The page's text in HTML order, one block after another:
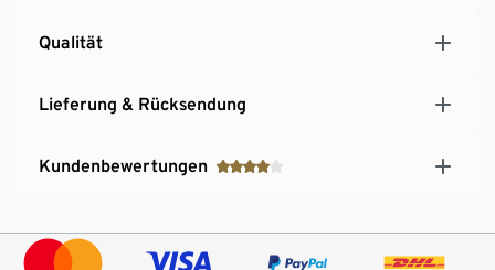
Qualität
Lieferung & Rücksendung
Kundenbewertungen